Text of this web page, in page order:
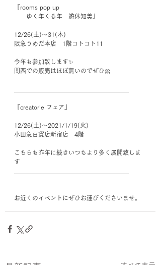
『rooms pop up ﻿
ゆく年くる年　遊休知美』﻿
12/26(土)〜31(木)﻿
阪急うめだ本店　1階コトコト11﻿
今年も参加致します✨﻿
関西での販売はほぼ無いのでぜひ🎀﻿
『creatorie フェア』﻿
12/26(土)〜2021/1/19(火)﻿
小田急百貨店新宿店　4階﻿
こちらも昨年に続きいつもより多く展開致しま
す
お近くのイベントにぜひお運びくださいませ。